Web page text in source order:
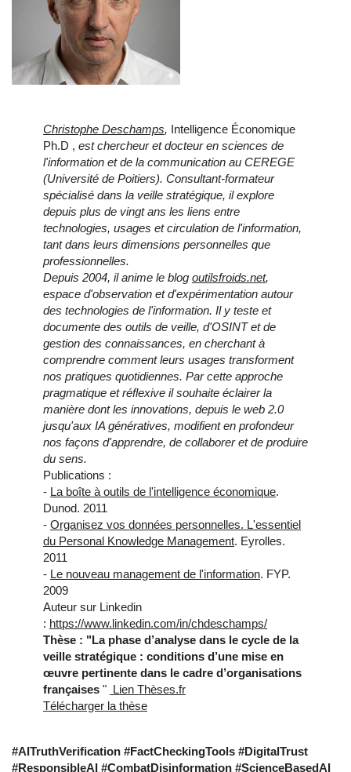
Christophe Deschamps, Intelligence Économique
Ph.D , est chercheur et docteur en sciences de
l'information et de la communication au CEREGE
(Université de Poitiers). Consultant-formateur
spécialisé dans la veille stratégique, il explore
depuis plus de vingt ans les liens entre
technologies, usages et circulation de l'information,
tant dans leurs dimensions personnelles que
professionnelles.
Depuis 2004, il anime le blog outilsfroids.net,
espace d'observation et d'expérimentation autour
des technologies de l'information. Il y teste et
documente des outils de veille, d'OSINT et de
gestion des connaissances, en cherchant à
comprendre comment leurs usages transforment
nos pratiques quotidiennes. Par cette approche
pragmatique et réflexive il souhaite éclairer la
manière dont les innovations, depuis le web 2.0
jusqu'aux IA génératives, modifient en profondeur
nos façons d'apprendre, de collaborer et de produire
du sens.
Publications :
- La boîte à outils de l'intelligence économique.
Dunod. 2011
- Organisez vos données personnelles. L'essentiel
du Personal Knowledge Management. Eyrolles.
2011
- Le nouveau management de l'information. FYP.
2009
Auteur sur Linkedin
: https://www.linkedin.com/in/chdeschamps/
Thèse : "La phase d’analyse dans le cycle de la
veille stratégique : conditions d’une mise en
œuvre pertinente dans le cadre d’organisations
françaises " Lien Thèses.fr
Télécharger la thèse
#AITruthVerification #FactCheckingTools #DigitalTrust
#ResponsibleAI #CombatDisinformation #ScienceBasedAI